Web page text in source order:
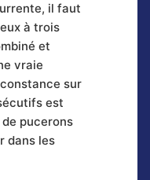
il faut
à trois
et
vraie
sur
est
pucerons
dans les